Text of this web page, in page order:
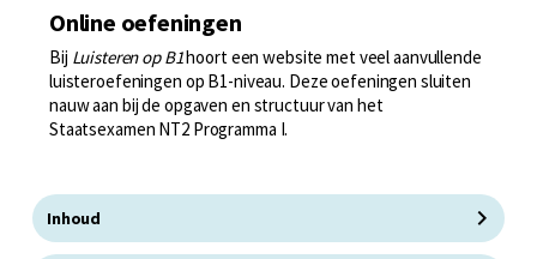
Online oefeningen
Bij Luisteren op B1hoort een website met veel aanvullende
luisteroefeningen op B1-niveau. Deze oefeningen sluiten
nauw aan bij de opgaven en structuur van het
Staatsexamen NT2 Programma I.
Inhoud